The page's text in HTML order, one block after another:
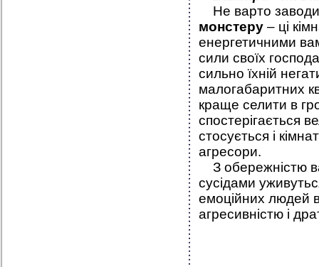
Не варто
монстеру – ці
енергетичними
сили своїх
сильно їхній
малогабаритних
краще селити в
спостерігається
стосується і
агресори.
З обережністю
сусідами
емоційних людей
агресивністю і